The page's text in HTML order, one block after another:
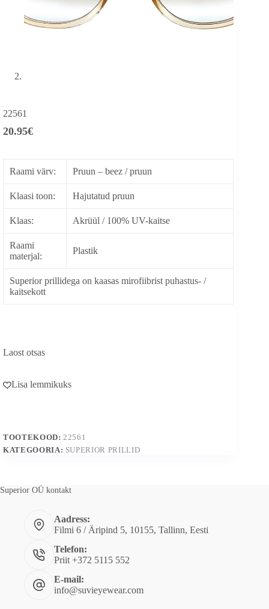
22561
20.95€
Raami värv: Pruun – beez / pruun
Klaasi toon: Hajutatud pruun
Klaas: Akrüül / 100% UV-kaitse
Raami
materjal:
Plastik
Superior prillidega on kaasas mirofiibrist puhastus- /
kaitsekott
Laost otsas
Lisa lemmikuks
TOOTEKOOD:22561
KATEGOORIA: SUPERIOR PRILLID
Superior OÜ kontakt
Aadress:
Filmi 6 / Äripind 5, 10155, Tallinn, Eesti
Telefon:
Priit +372 5115 552
E-mail:
info@suvieyewear.com